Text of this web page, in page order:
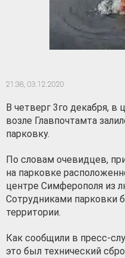
21:38, 03.12.2020
В четверг 3го декабря, в
возле Главпочтамта
парковку.
По словам очевидцев,
на парковке
центре Симферополя из
Сотрудниками парковки
территории.
Как сообщили в пресс-
это был технический